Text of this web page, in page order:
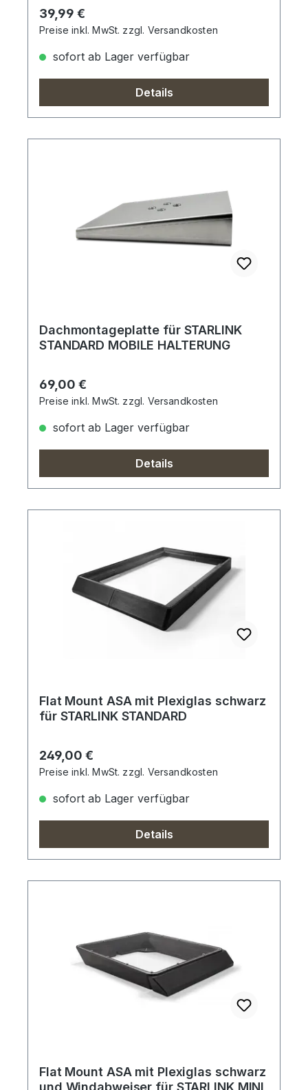
Regulärer Preis:
39,99 €
Preise inkl. MwSt. zzgl. Versandkosten
sofort ab Lager verfügbar
Details
Dachmontageplatte für STARLINK
STANDARD MOBILE HALTERUNG
Regulärer Preis:
69,00 €
Preise inkl. MwSt. zzgl. Versandkosten
sofort ab Lager verfügbar
Details
Flat Mount ASA mit Plexiglas schwarz
für STARLINK STANDARD
Regulärer Preis:
249,00 €
Preise inkl. MwSt. zzgl. Versandkosten
sofort ab Lager verfügbar
Details
Flat Mount ASA mit Plexiglas schwarz
und Windabweiser für STARLINK MINI